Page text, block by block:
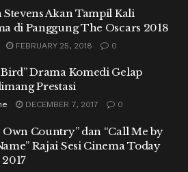
Stevens Akan Tampil Kali
di Panggung The Oscars 2018
FEBRUARY 25, 2018 0
Drama Komedi Gelap
Prestasi
DECEMBER 7, 2017 0
Own Country” dan “Call Me by
Rajai Sesi Cinema Today